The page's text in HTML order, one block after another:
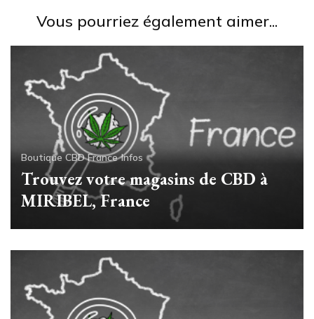
Vous pourriez également aimer...
Boutique CBD France Infos
Trouvez votre magasins de CBD à
MIRIBEL, France